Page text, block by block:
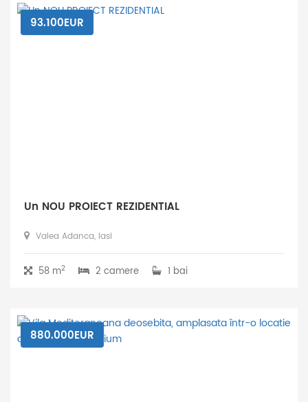
Un NOU PROIECT REZIDENTIAL
Valea Adanca, Iasi
93.100EUR
58 m2 2 camere 1 bai
880.000EUR